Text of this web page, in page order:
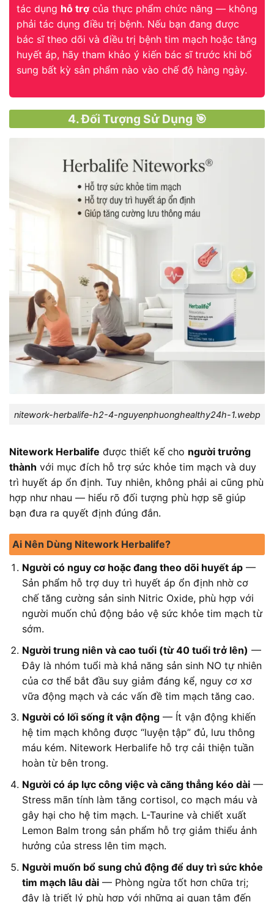
tác dụng hỗ trợ của thực phẩm chức năng — không
phải tác dụng điều trị bệnh. Nếu bạn đang được
bác sĩ theo dõi và điều trị bệnh tim mạch hoặc tăng
huyết áp, hãy tham khảo ý kiến bác sĩ trước khi bổ
sung bất kỳ sản phẩm nào vào chế độ hàng ngày.
4. Đối Tượng Sử Dụng 🎯
nitework-herbalife-h2-4-nguyenphuonghealthy24h-1.webp
Nitework Herbalife được thiết kế cho người trưởng
thành với mục đích hỗ trợ sức khỏe tim mạch và duy
trì huyết áp ổn định. Tuy nhiên, không phải ai cũng phù
hợp như nhau — hiểu rõ đối tượng phù hợp sẽ giúp
bạn đưa ra quyết định đúng đắn.
Ai Nên Dùng Nitework Herbalife?
Người có nguy cơ hoặc đang theo dõi huyết áp—
Sản phẩm hỗ trợ duy trì huyết áp ổn định nhờ cơ
chế tăng cường sản sinh Nitric Oxide, phù hợp với
người muốn chủ động bảo vệ sức khỏe tim mạch từ
sớm.
Người trung niên và cao tuổi (từ 40 tuổi trở lên) —
Đây là nhóm tuổi mà khả năng sản sinh NO tự nhiên
của cơ thể bắt đầu suy giảm đáng kể, nguy cơ xơ
vữa động mạch và các vấn đề tim mạch tăng cao.
Người có lối sống ít vận động— Ít vận động khiến
hệ tim mạch không được “luyện tập” đủ, lưu thông
máu kém. Nitework Herbalife hỗ trợ cải thiện tuần
hoàn từ bên trong.
Người có áp lực công việc và căng thẳng kéo dài—
Stress mãn tính làm tăng cortisol, co mạch máu và
gây hại cho hệ tim mạch. L-Taurine và chiết xuất
Lemon Balm trong sản phẩm hỗ trợ giảm thiểu ảnh
hưởng của stress lên tim mạch.
Người muốn bổ sung chủ động để duy trì sức khỏe
tim mạch lâu dài— Phòng ngừa tốt hơn chữa trị;
đây là triết lý phù hợp với những ai quan tâm đến